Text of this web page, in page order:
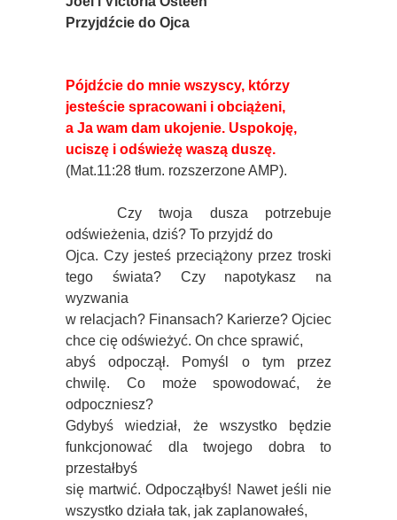
Przyjdźcie do Ojca
Pójdźcie do mnie wszyscy, którzy
jesteście spracowani i obciążeni,
a Ja wam dam ukojenie. Uspokoję,
uciszę i odświeżę waszą duszę.
(Mat.11:28 tłum. rozszerzone AMP).
Czy twoja dusza potrzebuje
odświeżenia, dziś? To przyjdź do
Ojca. Czy jesteś przeciążony przez troski
tego świata? Czy napotykasz na
wyzwania
w relacjach? Finansach? Karierze? Ojciec
chce cię odświeżyć. On chce sprawić,
abyś odpoczął. Pomyśl o tym przez
chwilę. Co może spowodować, że
odpoczniesz?
Gdybyś wiedział, że wszystko będzie
funkcjonować dla twojego dobra to
przestałbyś
się martwić. Odpocząłbyś! Nawet jeśli nie
wszystko działa tak, jak zaplanowałeś,